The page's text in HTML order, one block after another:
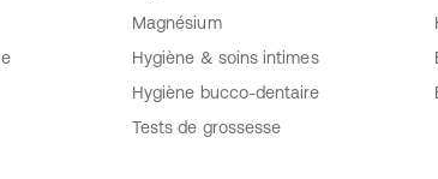
Magnésium
Hygiène & soins intimes
Hygiène bucco-dentaire
Tests de grossesse